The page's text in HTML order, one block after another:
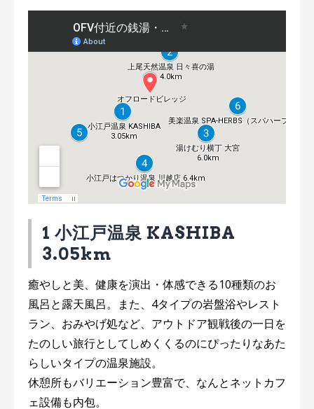
1 小江戸温泉 KASHIBA
3.05km
癒やしと美、健康を演出・体感できる10種類のお
風呂と露天風呂。また、4タイプの岩盤浴やレスト
ラン、おみやげ処など、アウトドア観戦後の一日を
たのしい旅行としてしめくくるのにぴったりなあた
らしいタイプの温泉施設。
休憩所もバリエーション豊富で、なんとネットカフ
ェ設備も内包。